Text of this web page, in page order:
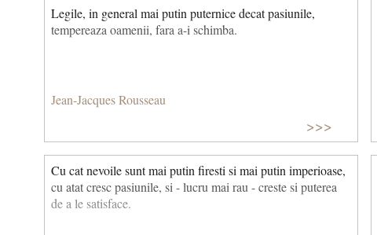
Legile, in general mai putin puternice decat pasiunile,
tempereaza oamenii, fara a-i schimba.
Jean-Jacques Rousseau
>>>
Cu cat nevoile sunt mai putin firesti si mai putin imperioase,
cu atat cresc pasiunile, si - lucru mai rau - creste si puterea
de a le satisface.